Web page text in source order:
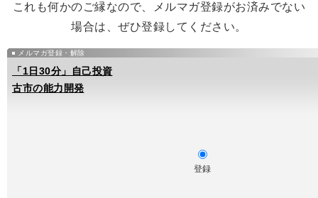
これも何かのご縁なので、メルマガ登録がお済みでない
場合は、ぜひ登録してください。
メルマガ登録・解除
「1日30分」自己投資
古市の能力開発
登録